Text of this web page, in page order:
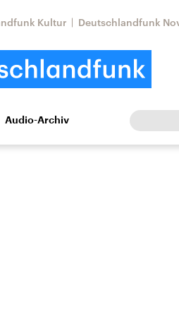
Kultur Deutschlandfunk
Kultur Europa
Audio-Archiv